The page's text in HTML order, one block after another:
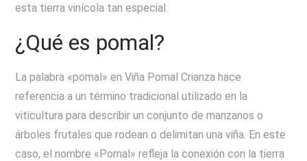
esta tierra vinícola tan especial.
¿Qué es pomal?
La palabra «pomal» en Viña Pomal Crianza hace
referencia a un término tradicional utilizado en la
viticultura para describir un conjunto de manzanos o
árboles frutales que rodean o delimitan una viña. En este
caso, el nombre «Pomal» refleja la conexión con la tierra